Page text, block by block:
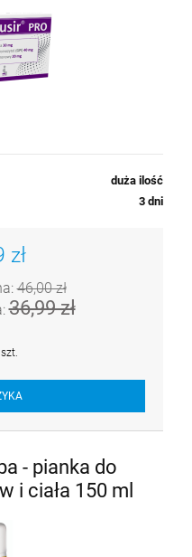
duża ilość
3 dni
zł
46,00 zł
36,99 zł
szt.
- pianka do
i ciała 150 ml